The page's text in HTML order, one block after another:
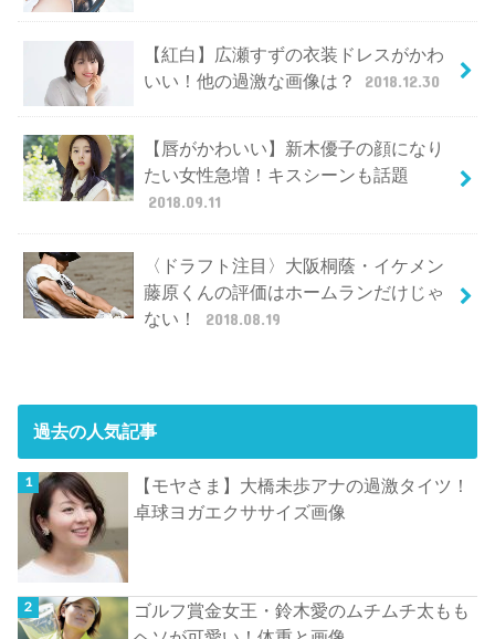
【紅白】広瀬すずの衣装ドレスがかわ
いい！他の過激な画像は？
2018.12.30
【唇がかわいい】新木優子の顔になり
たい女性急増！キスシーンも話題
2018.09.11
〈ドラフト注目〉大阪桐蔭・イケメン
藤原くんの評価はホームランだけじゃ
ない！
2018.08.19
過去の人気記事
【モヤさま】大橋未歩アナの過激タイツ！
卓球ヨガエクササイズ画像
ゴルフ賞金女王・鈴木愛のムチムチ太もも